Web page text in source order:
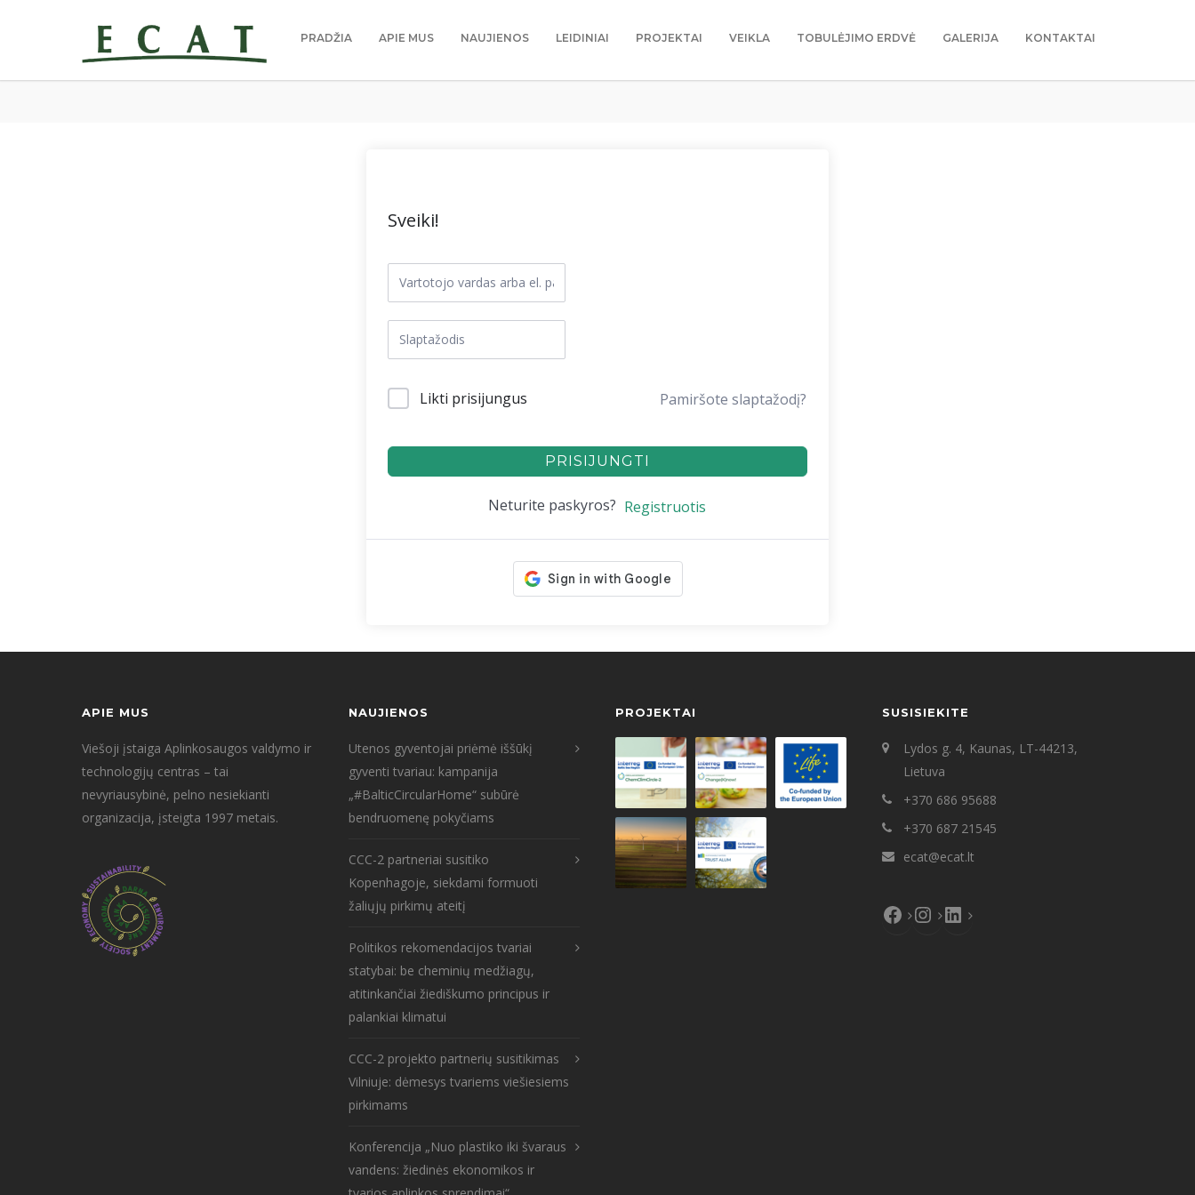
PRADŽIA APIE MUS NAUJIENOS LEIDINIAI PROJEKTAI VEIKLA TOBULĖJIMO ERDVĖ GALERIJA KONTAKTAI
Sveiki!
Likti prisijungus Pamiršote slaptažodį?
PRISIJUNGTI
Neturite paskyros? Registruotis
APIE MUS
Viešoji įstaiga Aplinkosaugos valdymo ir
technologijų centras – tai
nevyriausybinė, pelno nesiekianti
organizacija, įsteigta 1997 metais.
NAUJIENOS
Utenos gyventojai priėmė iššūkį
gyventi tvariau: kampanija
„#BalticCircularHome“ subūrė
bendruomenę pokyčiams
CCC-2 partneriai susitiko
Kopenhagoje, siekdami formuoti
žaliųjų pirkimų ateitį
Politikos rekomendacijos tvariai
statybai: be cheminių medžiagų,
atitinkančiai žiediškumo principus ir
palankiai klimatui
CCC-2 projekto partnerių susitikimas
Vilniuje: dėmesys tvariems viešiesiems
pirkimams
Konferencija „Nuo plastiko iki švaraus
vandens: žiedinės ekonomikos ir
PROJEKTAI SUSISIEKITE
Lydos g. 4, Kaunas, LT-44213,
Lietuva
+370 686 95688
+370 687 21545
ecat@ecat.lt
Facebook
Instagram